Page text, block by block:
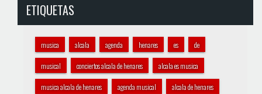
ETIQUETAS
musica alcala agenda henares es de
musical conciertos alcala de henares alcala es musica
musica alcala de henares agenda musical alcala de henares